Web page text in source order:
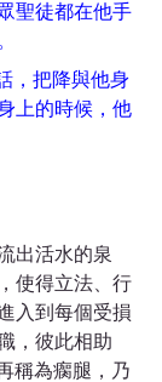
聖徒都在他手
，把降與他身
上的時候，他
出活水的泉
使得立法、行
入到每個受損
，彼此相助
稱為瘸腿，乃